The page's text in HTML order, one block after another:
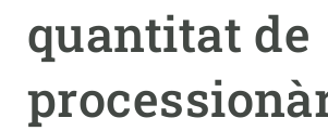
quantitat de